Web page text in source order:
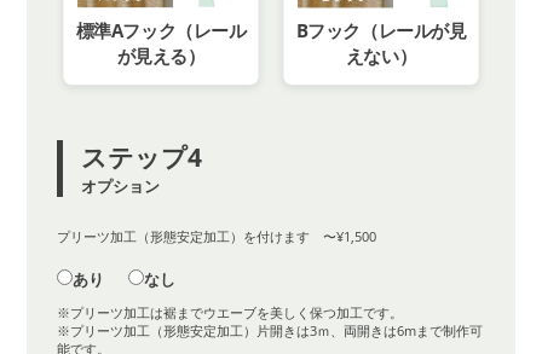
標準Aフック（レール
が見える）
Bフック（レールが見
えない）
ステップ4
オプション
プリーツ加工（形態安定加工）を付けます 〜¥1,500
あり なし
※プリーツ加工は裾までウエーブを美しく保つ加工です。
※プリーツ加工（形態安定加工）片開きは3ｍ、両開きは6mまで制作可
能です。